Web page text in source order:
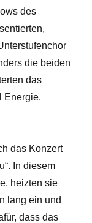
des
die beiden
das
Energie.
das Konzert
In diesem
heizten sie
lang ein und
dass das